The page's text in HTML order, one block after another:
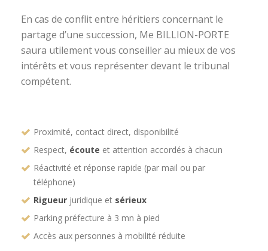
En cas de conflit entre héritiers concernant le
partage d’une succession, Me BILLION-PORTE
saura utilement vous conseiller au mieux de vos
intérêts et vous représenter devant le tribunal
compétent.
Proximité, contact direct, disponibilité
Respect, écoute et attention accordés à chacun
Réactivité et réponse rapide (par mail ou par
téléphone)
Rigueur juridique et sérieux
Parking préfecture à 3 mn à pied
Accès aux personnes à mobilité réduite